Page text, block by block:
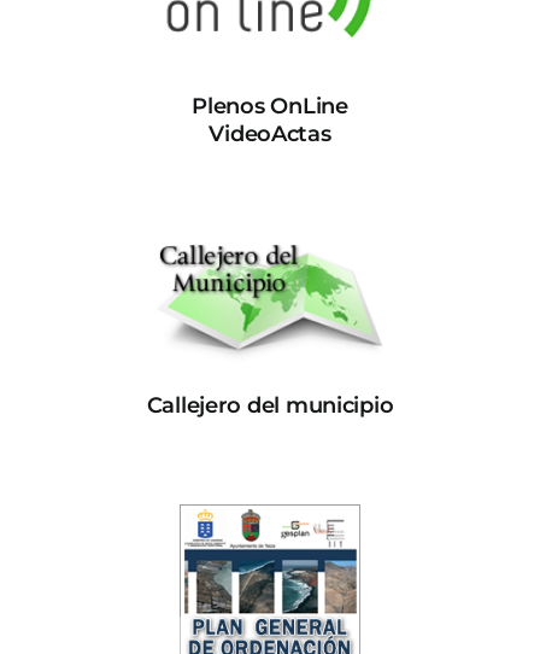
Plenos OnLine
VideoActas
Callejero del municipio